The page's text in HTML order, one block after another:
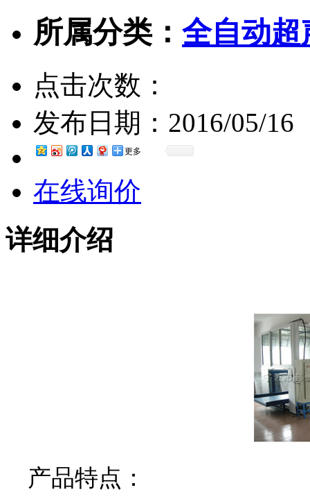
所属分类： 全自动超
点击次数：
发布日期： 2016/05/16
更多
在线询价
详细介绍
产品特点：